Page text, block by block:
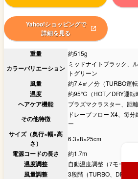
Yahoo!ショッピングで
詳細を見る
重量 約515g
カラーバリエーション
ミッドナイトブラック、
トグリーン
風量 約7.4㎥／分（TURBO運転
温度 約95℃（HOT／DRY運転
ヘアケア機能 プラズマクラスター、距
その他特徴
ドレープフロー X4、毎
ー
サイズ（奥行×幅×高
さ）
6.3×8×25cm
電源コードの長さ 約1.7m
温度調整 自動温度調整（7モード）
風量調整 3段階（TURBO、DRY、